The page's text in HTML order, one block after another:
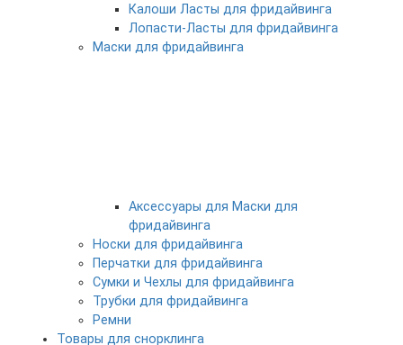
Калоши Ласты для фридайвинга
Лопасти-Ласты для фридайвинга
Маски для фридайвинга
Аксессуары для Маски для
фридайвинга
Носки для фридайвинга
Перчатки для фридайвинга
Сумки и Чехлы для фридайвинга
Трубки для фридайвинга
Ремни
Товары для снорклинга